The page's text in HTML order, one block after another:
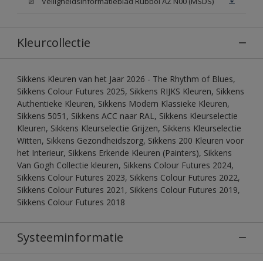
Kleurcollectie
Sikkens Kleuren van het Jaar 2026 - The Rhythm of Blues,
Sikkens Colour Futures 2025, Sikkens RIJKS Kleuren, Sikkens
Authentieke Kleuren, Sikkens Modern Klassieke Kleuren,
Sikkens 5051, Sikkens ACC naar RAL, Sikkens Kleurselectie
Kleuren, Sikkens Kleurselectie Grijzen, Sikkens Kleurselectie
Witten, Sikkens Gezondheidszorg, Sikkens 200 Kleuren voor
het Interieur, Sikkens Erkende Kleuren (Painters), Sikkens
Van Gogh Collectie kleuren, Sikkens Colour Futures 2024,
Sikkens Colour Futures 2023, Sikkens Colour Futures 2022,
Sikkens Colour Futures 2021, Sikkens Colour Futures 2019,
Sikkens Colour Futures 2018
Systeeminformatie